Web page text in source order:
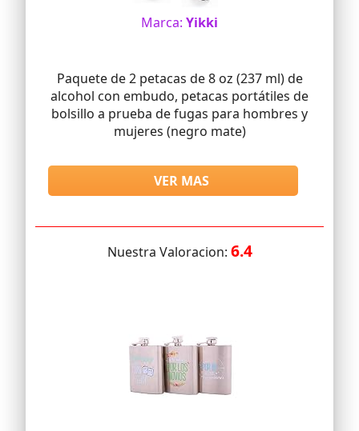
Marca: Yikki
Paquete de 2 petacas de 8 oz (237 ml) de
alcohol con embudo, petacas portátiles de
bolsillo a prueba de fugas para hombres y
mujeres (negro mate)
VER MAS
Nuestra Valoracion: 6.4